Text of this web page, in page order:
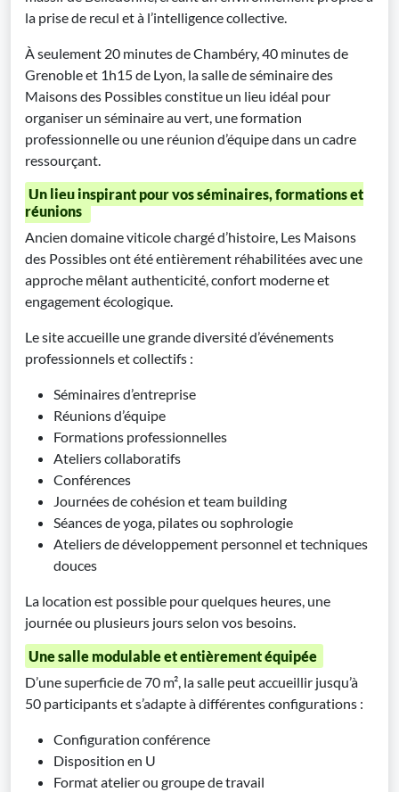
la prise de recul et à l’intelligence collective.
À seulement 20 minutes de Chambéry, 40 minutes de
Grenoble et 1h15 de Lyon, la salle de séminaire des
Maisons des Possibles constitue un lieu idéal pour
organiser un séminaire au vert, une formation
professionnelle ou une réunion d’équipe dans un cadre
ressourçant.
Un lieu inspirant pour vos séminaires, formations et
réunions
Ancien domaine viticole chargé d’histoire, Les Maisons
des Possibles ont été entièrement réhabilitées avec une
approche mêlant authenticité, confort moderne et
engagement écologique.
Le site accueille une grande diversité d’événements
professionnels et collectifs :
Séminaires d’entreprise
Réunions d’équipe
Formations professionnelles
Ateliers collaboratifs
Conférences
Journées de cohésion et team building
Séances de yoga, pilates ou sophrologie
Ateliers de développement personnel et techniques
douces
La location est possible pour quelques heures, une
journée ou plusieurs jours selon vos besoins.
Une salle modulable et entièrement équipée
D’une superficie de 70 m², la salle peut accueillir jusqu’à
50 participants et s’adapte à différentes configurations :
Configuration conférence
Disposition en U
Format atelier ou groupe de travail